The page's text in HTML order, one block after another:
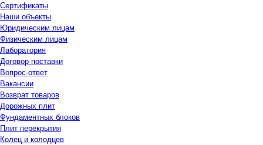
Сертификаты
Наши объекты
Юридическим лицам
Физическим лицам
Лаборатория
Договор поставки
Вопрос-ответ
Вакансии
Возврат товаров
Дорожных плит
Фундаментных блоков
Плит перекрытия
Колец и колодцев